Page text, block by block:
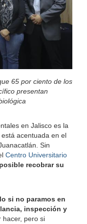
65 por ciento de los
presentan
en Jalisco es la
está acentuada en el
Sin
Centro Universitario
recobrar su
si no paramos en
inspección y
hacer, pero si